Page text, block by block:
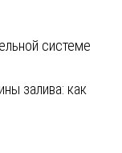
системе
залива: как